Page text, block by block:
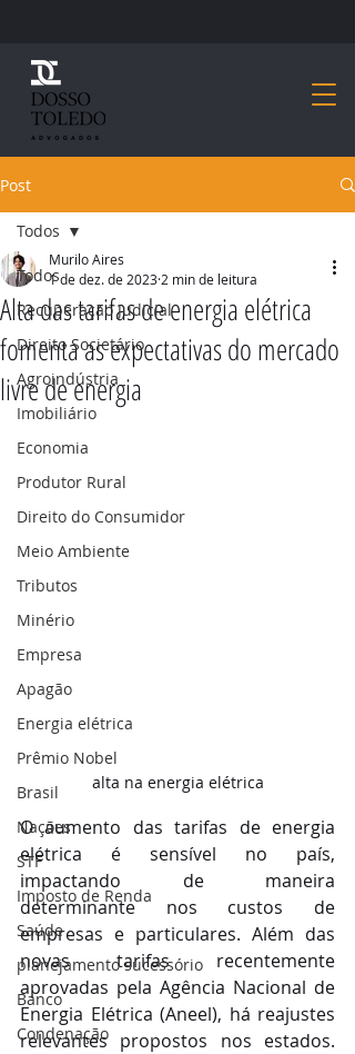
Post
Todos
Recuperação Judicial
Direito Societário
Agroindústria
Imobiliário
Economia
Produtor Rural
Direito do Consumidor
Meio Ambiente
Tributos
Minério
Empresa
Apagão
Energia elétrica
Prêmio Nobel
Brasil
Nações
STF
Imposto de Renda
Saúde
planejamento sucessório
Banco
Condenação
Todos
Alta das tarifas de energia elétrica
fomenta as expectativas do mercado
livre de energia
Murilo Aires
1 de dez. de 2023 2 min de leitura
alta na energia elétrica
O aumento das tarifas de energia
elétrica é sensível no país,
impactando de maneira
determinante nos custos de
empresas e particulares. Além das
novas tarifas recentemente
aprovadas pela Agência Nacional de
Energia Elétrica (Aneel), há reajustes
relevantes propostos nos estados.